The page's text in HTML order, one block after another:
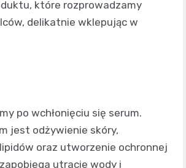
które rozprowadzamy
delikatnie wklepując w
po wchłonięciu się serum.
jest odżywienie skóry,
oraz utworzenie ochronnej
utracie wody i